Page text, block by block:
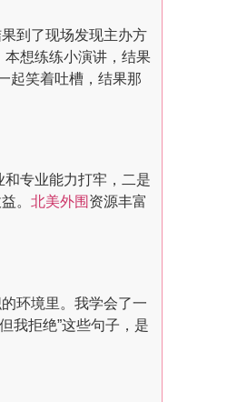
到了现场发现主办方
本想练练小演讲，结果
起笑着吐槽，结果那
和专业能力打牢，二是
。 北美外围 资源丰富
环境里。我学会了一
我拒绝”这些句子，是